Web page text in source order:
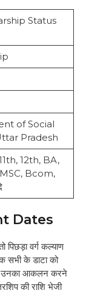
Status
of Social
Pradesh
12th, BA,
Bcom,
Dates
पिछड़ा वर्ग कल्याण
सभी के डाटा को
उनका आकलन करने
की राशि भेजी